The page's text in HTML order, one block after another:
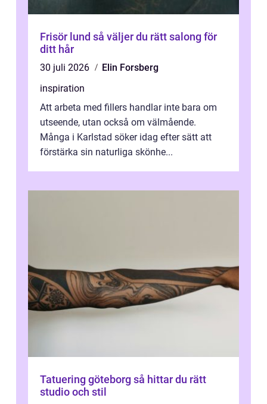
Frisör lund så väljer du rätt salong för
ditt hår
30 juli 2026
Elin Forsberg
inspiration
Att arbeta med fillers handlar inte bara om
utseende, utan också om välmående.
Många i Karlstad söker idag efter sätt att
förstärka sin naturliga skönhe...
Tatuering göteborg så hittar du rätt
studio och stil